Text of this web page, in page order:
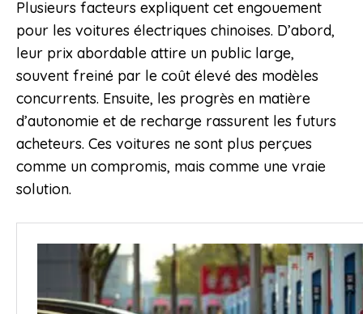
Plusieurs facteurs expliquent cet engouement
pour les voitures électriques chinoises. D’abord,
leur prix abordable attire un public large,
souvent freiné par le coût élevé des modèles
concurrents. Ensuite, les progrès en matière
d’autonomie et de recharge rassurent les futurs
acheteurs. Ces voitures ne sont plus perçues
comme un compromis, mais comme une vraie
solution.